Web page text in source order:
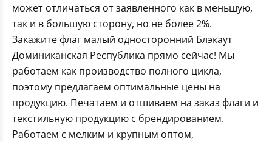
может отличаться от заявленного как в меньшую,
так и в большую сторону, но не более 2%.
Закажите флаг малый односторонний Блэкаут
Доминиканская Республика прямо сейчас! Мы
работаем как производство полного цикла,
поэтому предлагаем оптимальные цены на
продукцию. Печатаем и отшиваем на заказ флаги и
текстильную продукцию с брендированием.
Работаем с мелким и крупным оптом,